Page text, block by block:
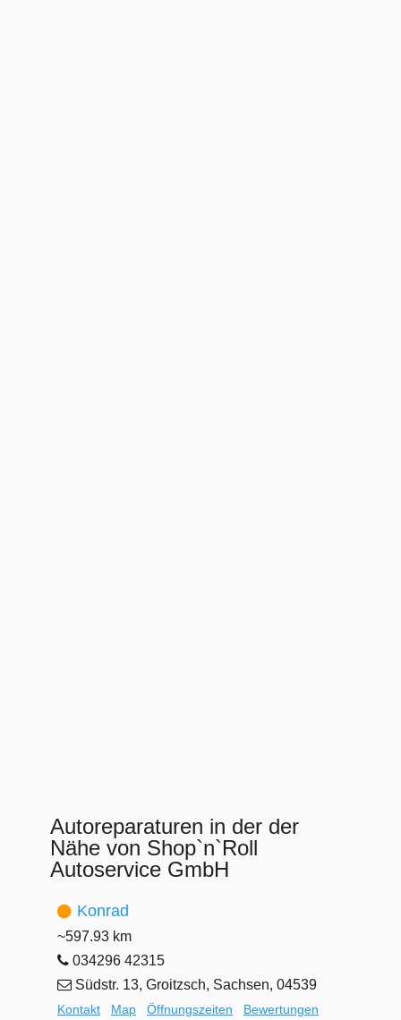
Autoreparaturen in der der
Nähe von Shop`n`Roll
Autoservice GmbH
Konrad
~597.93 km
034296 42315
Südstr. 13, Groitzsch, Sachsen, 04539
Kontakt Map Öffnungszeiten Bewertungen